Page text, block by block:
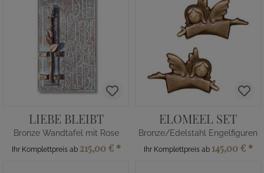
LIEBE BLEIBT
Bronze Wandtafel mit Rose
Ihr Komplettpreis ab 215,00 € *
ELOMEEL SET
Bronze/Edelstahl Engelfiguren
Ihr Komplettpreis ab 145,00 € *